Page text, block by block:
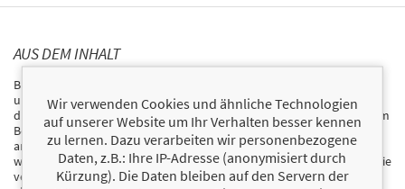
AUS DEM INHALT
Brauchen wir wirklich noch Feminismus? Ja, dringend. Das beweist
uns Elisabeth Wagner, auf Instagram bekannt unter @elisa_wag, in
diesem Buch mit viel Humor und Scharfsinn. Geschlechterklischees im
Beruf, in Beziehungen und bei der Care-Arbeit werden eins nach dem
anderen umgedreht und so in ihrer Absurdität entlarvt. Ein
wunderbares Geschenk mit vielen Aha-Momenten für alle, die über die
verqueren Geschlechterrollen in unserer Gesellschaft lachen und
Wir verwenden Cookies und ähnliche Technologien
auf unserer Website um Ihr Verhalten besser kennen
zu lernen. Dazu verarbeiten wir personenbezogene
Daten, z.B.: Ihre IP-Adresse (anonymisiert durch
Kürzung). Die Daten bleiben auf den Servern der